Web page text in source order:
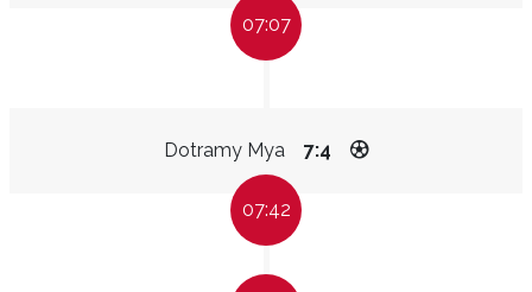
07:07
Dotramy Mya 7:4
07:42